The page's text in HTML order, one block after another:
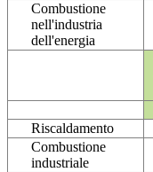
Combustione
nell'industria
dell'energia
Riscaldamento
Combustione
industriale